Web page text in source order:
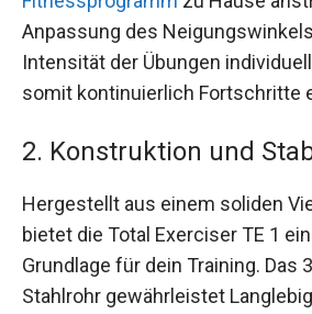
Anpassung des
Intensität der Übungen
somit kontinuierlich Fortschritte
2. Konstruktion und
Hergestellt aus einem soliden
bietet die Total Exerciser TE 1
Grundlage für dein Training. Das
Stahlrohr gewährleistet